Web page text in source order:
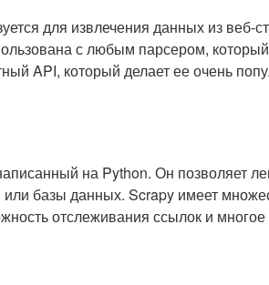
для извлечения данных из веб-
с любым парсером, который
API, который делает ее очень
на Python. Он позволяет
базы данных. Scrapy имеет
отслеживания ссылок и многое